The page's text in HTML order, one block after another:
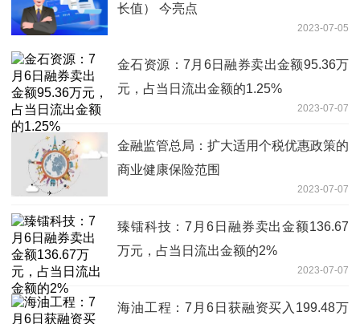
长值） 今亮点
2023-07-05
金石资源：7月6日融券卖出金额95.36万
元，占当日流出金额的1.25%
2023-07-07
金融监管总局：扩大适用个税优惠政策的
商业健康保险范围
2023-07-07
臻镭科技：7月6日融券卖出金额136.67
万元，占当日流出金额的2%
2023-07-07
海油工程：7月6日获融资买入199.48万